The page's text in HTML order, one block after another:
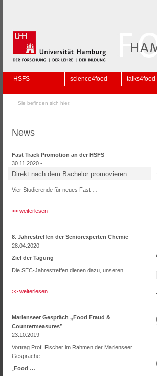
HSFS science4food talks4food
Sie befinden sich hier:
News
Fast Track Promotion an der HSFS
30.11.2020 -
Direkt nach dem Bachelor promovieren
Vier Studierende für neues Fast …
>> weiterlesen
8. Jahrestreffen der Seniorexperten Chemie
28.04.2020 -
Ziel der Tagung
Die SEC-Jahrestreffen dienen dazu, unseren …
>> weiterlesen
Marienseer Gespräch „Food Fraud &
Countermeasures”
23.10.2019 -
Vortrag Prof. Fischer im Rahmen der Marienseer
Gespräche
Food …